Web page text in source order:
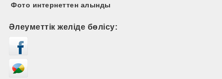
Фото интернеттен алынды
Әлеуметтік желіде бөлісу: